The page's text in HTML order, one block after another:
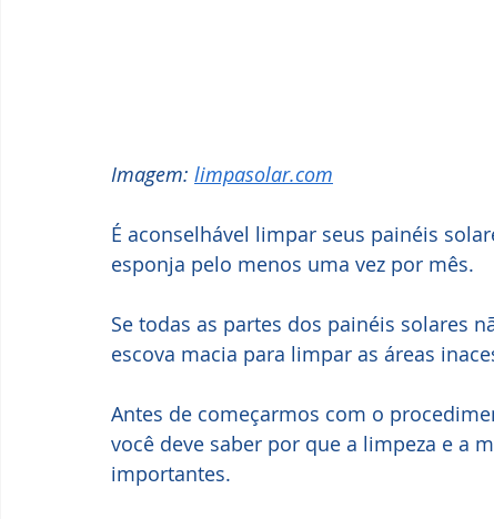
Imagem: limpasolar.com
É aconselhável limpar seus painéis
esponja pelo menos uma vez por mês.
Se todas as partes dos painéis solares
escova macia para limpar as áreas
Antes de começarmos com o
você deve saber por que a limpeza e a
importantes.